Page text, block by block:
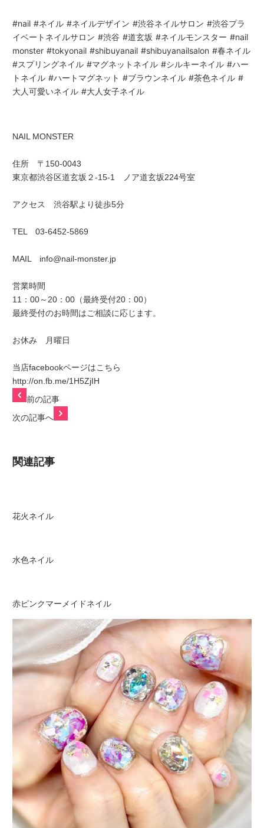
#nail #ネイル #ネイルデザイン #渋谷ネイルサロン #渋谷プラ
イベートネイルサロン #渋谷 #道玄坂 #ネイルモンスター #nail
monster #tokyonail #shibuyanail #shibuyanailsalon #春ネイル
#スプリングネイル #マグネットネイル #シルキーネイル #ハー
トネイル #ハートマグネット #ブラウンネイル #茶色ネイル #
大人可愛いネイル #大人女子ネイル
NAIL MONSTER
住所 〒150-0043
東京都渋谷区道玄坂２-15-1 ノア道玄坂224号室
アクセス 渋谷駅より徒歩5分
TEL 03-6452-5869
MAIL info@nail-monster.jp
営業時間
11：00～20：00（最終受付20：00）
最終受付のお時間はご相談に応じます。
お休み 月曜日
当店facebookページはこちら
http://on.fb.me/1H5ZjIH
前の記事
次の記事へ
関連記事
花火ネイル
水色ネイル
赤ピンクマーメイドネイル